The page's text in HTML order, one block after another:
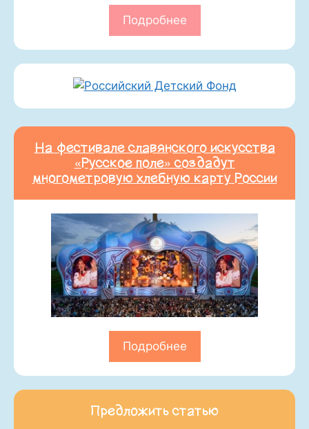
Подробнее
На фестивале славянского искусства
«Русское поле» создадут
многометровую хлебную карту России
Подробнее
Предложить статью